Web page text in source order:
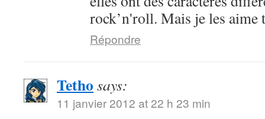
rock’n'roll. Mais je les
Répondre
Tetho says:
11 janvier 2012 at 22 h 23 min